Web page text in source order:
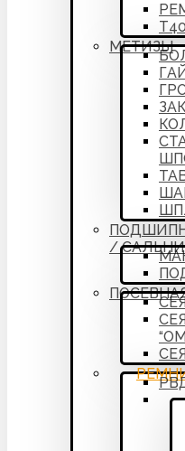
МЕТИЗЫ
/